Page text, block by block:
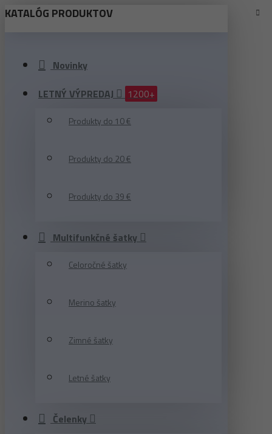
KATALÓG PRODUKTOV
Novinky
LETNÝ VÝPREDAJ
1200+
Produkty do 10 €
Produkty do 20 €
Produkty do 39 €
Multifunkčné šatky
Celoročné šatky
Merino šatky
Zimné šatky
Letné šatky
Čelenky